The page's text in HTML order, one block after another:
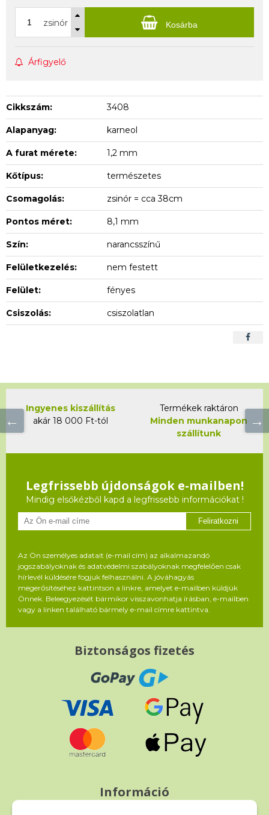
zsinór Kosárba
Árfigyelő
Cikkszám: 3408
Alapanyag: karneol
A furat mérete: 1,2 mm
Kőtípus: természetes
Csomagolás: zsinór = cca 38cm
Pontos méret: 8,1 mm
Szín: narancsszínű
Felületkezelés: nem festett
Felület: fényes
Csiszolás: csiszolatlan
Ingyenes kiszállítás
akár 18 000 Ft-tól
Termékek raktáron
Minden munkanapon
szállítunk
Legfrissebb újdonságok e-mailben!
Mindig elsőkézből kapd a legfrissebb információkat !
Feliratkozni
Az Ön személyes adatait (e-mail cím) az alkalmazandó
jogszabályoknak és adatvédelmi szabályoknak megfelelően csak
hírlevél küldésére fogjuk felhasználni. A jóváhagyás
megerősítéséhez kattintson a linkre, amelyet e-mailben küldjük
Önnek. Beleegyezését bármikor visszavonhatja írásban, e-mailben
vagy a linken található bármely e-mail címre kattintva.
Biztonságos fizetés
Információ